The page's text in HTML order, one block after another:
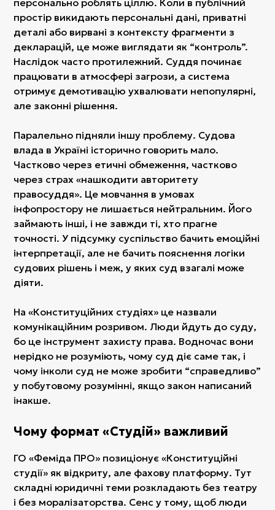
простір викидають персональні дані, приватні
деталі або вирвані з контексту фрагменти з
декларацій, це може виглядати як “контроль”.
Наслідок часто протилежний. Суддя починає
працювати в атмосфері загрози, а система
отримує демотивацію ухвалювати непопулярні,
але законні рішення.
Паралельно підняли іншу проблему. Судова
влада в Україні історично говорить мало.
Частково через етичні обмеження, частково
через страх «нашкодити авторитету
правосуддя». Це мовчання в умовах
інфопростору не лишається нейтральним. Його
займають інші, і не завжди ті, хто прагне
точності. У підсумку суспільство бачить емоційні
інтерпретації, але не бачить пояснення логіки
судових рішень і меж, у яких суд взагалі може
діяти.
На «Конституційних студіях» це назвали
комунікаційним розривом. Люди йдуть до суду,
бо це інструмент захисту права. Водночас вони
нерідко не розуміють, чому суд діє саме так, і
чому інколи суд не може зробити “справедливо”
у побутовому розумінні, якщо закон написаний
інакше.
Чому формат «Студій» важливий
ГО «Феміда ПРО» позиціонує «Конституційні
студії» як відкриту, але фахову платформу. Тут
складні юридичні теми розкладають без театру
і без моралізаторства. Сенс у тому, щоб люди